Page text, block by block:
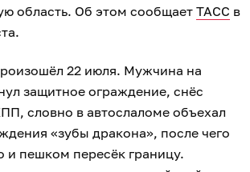
область. Об этом сообщает ТАСС в
22 июля. Мужчина на
защитное ограждение, снёс
словно в автослаломе объехал
«зубы дракона», после чего
и пешком пересёк границу.